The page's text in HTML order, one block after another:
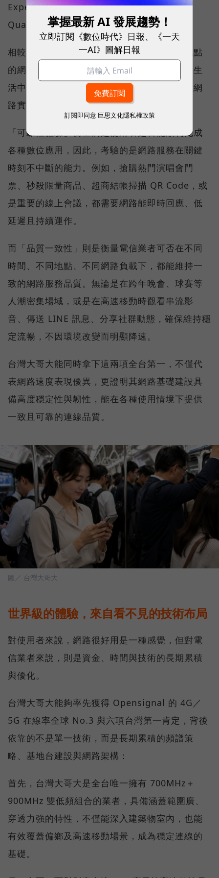
Experience）與品質一致性（Consistent
Quality）。
相較於傳統下載速度只反映單一時間、單一地點
的網路表現，這兩項指標更重視使用者在真實生
活中的整體體驗，因此也是最能反映電信業者網
路實力、最難取得的獎項。
「可靠性體驗」衡量的是使用者是否能順利完成
各種數位應用，因此，考驗的是網路服務在關鍵
時刻不中斷的能力。例如，搶購熱門演唱會門
票、秒殺限量商品、超商結帳掃描 QR Code，或
是重要的線上會議，都需要網路能即時回應、低
延遲且持續運作。
而「品質一致性」則是衡量電信業者可否在不同
時間、不同地點、不同網路負載下，都能維持一
致的網路服務品質。無論是在跨年晚會、球賽等
人潮密集場域，或是在高速移動時觀看串流影
音、傳送 LINE 訊息、分享社群動態，確保維持穩
定流暢，不因環境改變而明顯降速。
台灣大哥大能同時拿下這兩項全台第一，不僅代
表網路速度表現優異，更證明其網路基礎建設具
備高度穩定性與韌性，能在各種使用情境下提供
一致且可靠的連線品質。
圖／ 台灣大哥大
世界級的體驗，來自看不見的技術布局
對使用者來說，網路很好用是一種感覺，但對電
信業者來說，則是資金、時間與技術的長期累積
與優化。
台灣大哥大能夠率先獲得 Opensignal 的 4G／
5G 在線率全球 No.3 與六項台灣第一肯定，背後
依靠的不是單一技術，而是長期累積的頻譜策
略、基地台建設與網路架構：
首先，台灣大哥大是全台唯一擁有 700MHz＋
900MHz 雙低頻組合的業者，具備涵蓋範圍廣、
穿透力強的特性，不僅能深入建築物室內，也能
有效覆蓋偏鄉及高速移動場景，成為穩定連線的
基礎。
掌握最新 AI 發展趨勢！
立即訂閱《數位時代》日報、《一天
一AI》圖解日報
訂閱即同意 巨思文化隱私權政策